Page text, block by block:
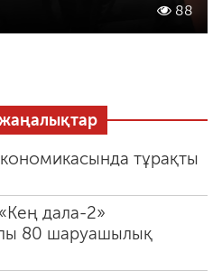
88
тұрақты
дала-2»
80 шаруашылық